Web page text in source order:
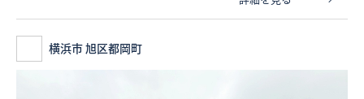
横浜市 旭区都岡町